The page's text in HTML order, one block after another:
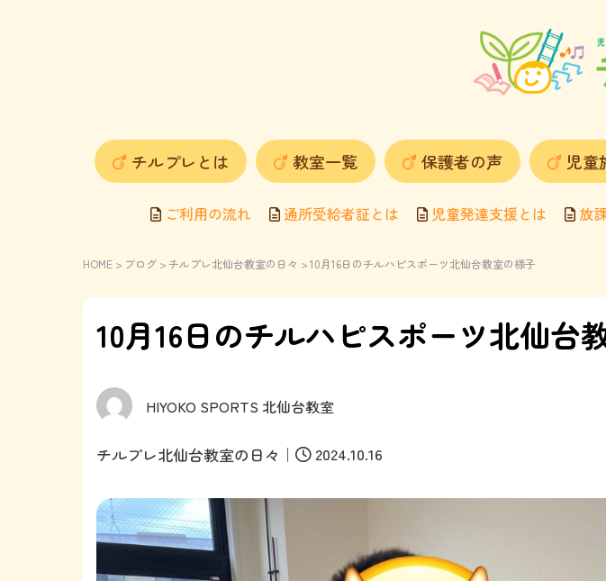
チルプレとは 教室一覧 保護者の声 児童
ご利用の流れ 通所受給者証とは 児童発達支援とは 放
HOME > ブログ > チルプレ北仙台教室の日々 > 10月16日のチルハピスポーツ北仙台教室の様子
10月16日のチルハピスポーツ北仙台
HIYOKO SPORTS 北仙台教室
チルプレ北仙台教室の日々 ｜ 2024.10.16